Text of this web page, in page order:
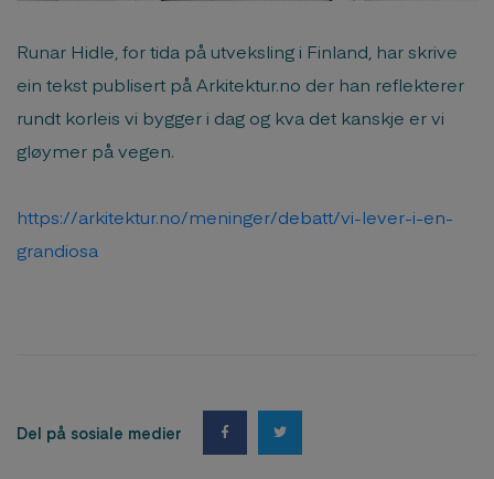
Runar Hidle, for tida på utveksling i Finland, har skrive
ein tekst publisert på Arkitektur.no der han reflekterer
rundt korleis vi bygger i dag og kva det kanskje er vi
gløymer på vegen.
https://arkitektur.no/meninger/debatt/vi-lever-i-en-
grandiosa
Del på sosiale medier